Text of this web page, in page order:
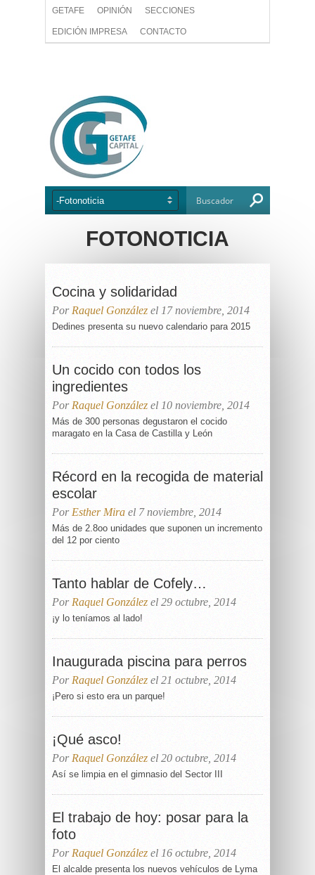
GETAFE OPINIÓN SECCIONES
EDICIÓN IMPRESA CONTACTO
FOTONOTICIA
Cocina y solidaridad
Por Raquel González el 17 noviembre, 2014
Dedines presenta su nuevo calendario para 2015
Un cocido con todos los
ingredientes
Por Raquel González el 10 noviembre, 2014
Más de 300 personas degustaron el cocido
maragato en la Casa de Castilla y León
Récord en la recogida de material
escolar
Por Esther Mira el 7 noviembre, 2014
Más de 2.8oo unidades que suponen un incremento
del 12 por ciento
Tanto hablar de Cofely…
Por Raquel González el 29 octubre, 2014
¡y lo teníamos al lado!
Inaugurada piscina para perros
Por Raquel González el 21 octubre, 2014
¡Pero si esto era un parque!
¡Qué asco!
Por Raquel González el 20 octubre, 2014
Así se limpia en el gimnasio del Sector III
El trabajo de hoy: posar para la
foto
Por Raquel González el 16 octubre, 2014
El alcalde presenta los nuevos vehículos de Lyma